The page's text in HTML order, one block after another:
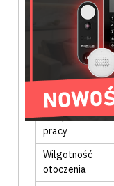
Obudowa
Zasilanie AC/DC
Pobór mocy
Materiał
obudowy
Temperatura
pracy
Wilgotność
otoczenia